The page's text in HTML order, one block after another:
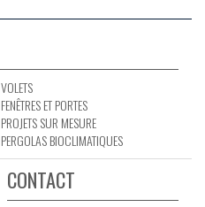
VOLETS
FENÊTRES ET PORTES
PROJETS SUR MESURE
PERGOLAS BIOCLIMATIQUES
CONTACT